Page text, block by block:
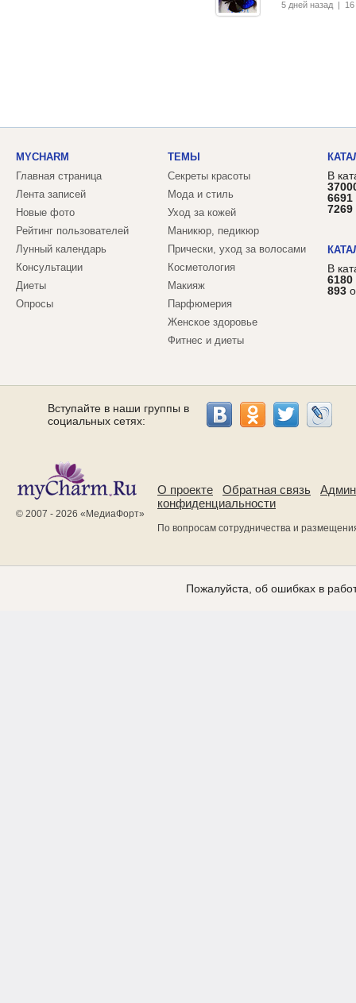
5 дней назад |
MYCHARM
Главная страница
Лента записей
Новые фото
Рейтинг пользователей
Лунный календарь
Консультации
Диеты
Опросы
ТЕМЫ
Секреты красоты
Мода и стиль
Уход за кожей
Маникюр, педикюр
Прически, уход за волосами
Косметология
Макияж
Парфюмерия
Женское здоровье
Фитнес и диеты
В
6691
7269
В
6180
893
Вступайте в наши группы в
социальных сетях:
© 2007 - 2026 «МедиаФорт»
О проекте Обратная связь
конфиденциальности
По вопросам сотрудничества и
Пожалуйста, об ошибках в